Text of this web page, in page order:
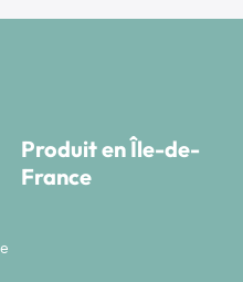
Produit en Île-de-
France